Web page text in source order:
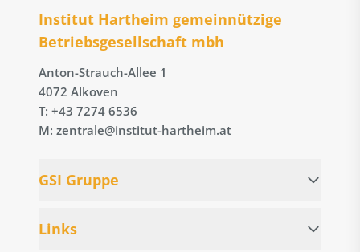
Institut Hartheim gemeinnützige
Betriebs­gesellschaft mbh
Anton-Strauch-Allee 1
4072 Alkoven
T: +43 7274 6536
M: zentrale@institut-hartheim.at
GSI Gruppe
Links